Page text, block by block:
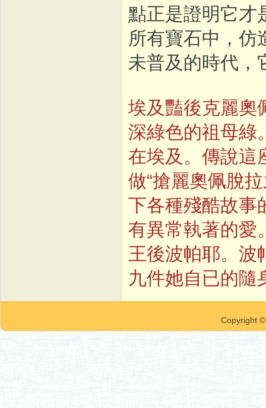
點正是證明它才
所有寶石中，仿
未普及的時代，
埃及豔後克麗奧
深綠色的祖母綠
在埃及。傳說這
做“搶麗奧佩脫
下各種殘酷故事
有異常執著的愛
王後波帕耶。波
九件她自已的隨
Copyright